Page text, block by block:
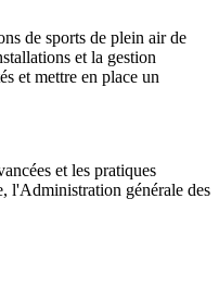
de sports de plein air de
et la gestion
et mettre en place un
et les pratiques
l'Administration générale des